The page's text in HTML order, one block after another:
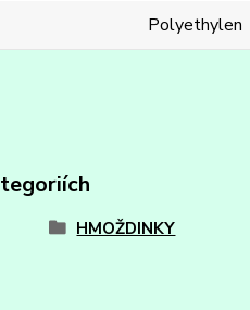
Polyethylen
HMOŽDINKY